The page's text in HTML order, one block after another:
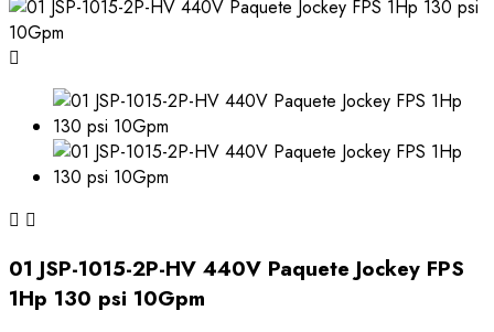

 
01 JSP-1015-2P-HV 440V Paquete Jockey FPS
1Hp 130 psi 10Gpm